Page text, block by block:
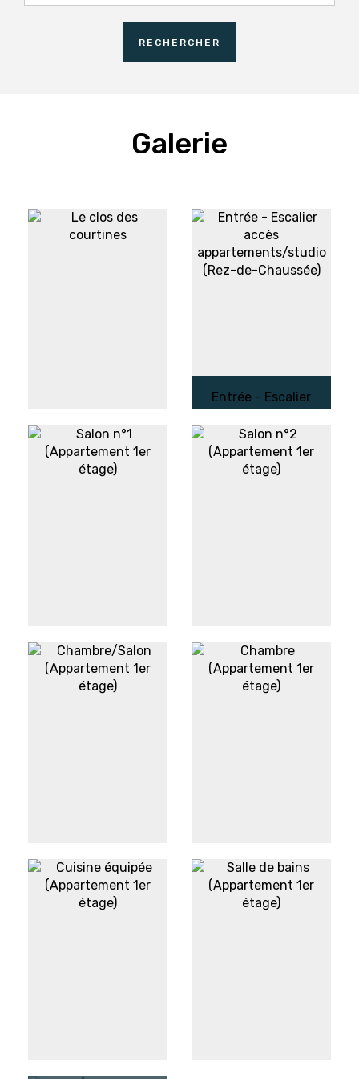
RECHERCHER
Galerie
Le clos des
courtines
Entrée - Escalier
accès
appartements/studio
(Rez-de-
Chaussée)
Salon n°1
(Appartement 1er
étage)
Salon n°2
(Appartement 1er
étage)
Chambre/Salon
(Appartement 1er
étage)
Chambre
(Appartement 1er
étage)